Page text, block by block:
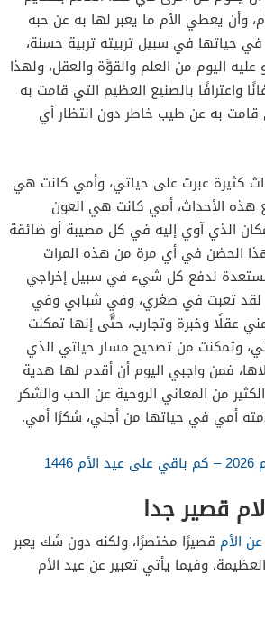
وأن يعطي الأم ما يعبر لها به عن حبه
حياتها في سبيل تربيته تربية حسنة،
اليوم من العلم والقوَّة والعقل، ولهذا
واعترافًا بالصنيع العظيم التي قامت به
قامت به عن طيب خاطر دون انتظار أي
كثيرة عبرت على حياتي، وأمي كانت هي
هذه الأحداث، أمي كانت هي العون
الذي آوي إليه في كل مصيبة أو ضائقة
الحضن في أي مرة من هذه المرات
مستعدة لدفع كل شيء في سبيل إخراجي
لقد تعبت في صغري، وفي شبابي وفي
عقلًا وخبرة وتجارب، حتَّى إنها تمكنت
وتمكنت من تصحيح مسار حياتي الذي
فمن واجبي اليوم أن أقدم لها هدية
من المعاني الروحية عن الحب والشكر
أمي في حياتها من أجلي، شكرًا أمي.
قصير جدا
الأم قصيرًا مختصرًا، ولكنه دون شك يعبر
وفيما يأتي تعبير عن عيد الأم